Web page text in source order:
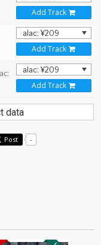
Add Track
Add Track
Add Track
data
Post -